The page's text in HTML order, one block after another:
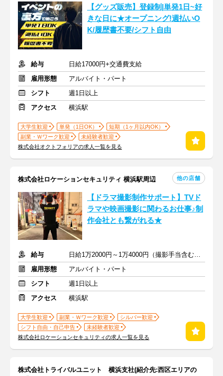
【グッズ販売】登録制|単発1日~好
きな日に★オープニング!週払いO
K/履歴書不要/シフト自由
給与
日給17000円+交通費支給
雇用形態
アルバイト・パート
シフト
週1日以上
アクセス
横浜駅
大学生歓迎 単発（1日OK）
短期（1ヶ月以内OK）
副業・Ｗワーク歓迎
未経験者歓迎
株式会社オクトフォリアの求人一覧を見る
株式会社ロケーションセキュリティ 横浜駅周辺 他の店舗
【ドラマ撮影制作サポート】TVド
ラマや映画撮影に関わるお仕事♪制
作会社とも繋がれる★
給与
雇用形態
アルバイト・パート
シフト
週1日以上
アクセス
横浜駅
大学生歓迎 副業・Ｗワーク歓迎
シルバー歓迎
シフト自由・自己申告
未経験者歓迎
株式会社ロケーションセキュリティの求人一覧を見る
株式会社トライバルユニット 横浜支社(紹介先:西区エリアの